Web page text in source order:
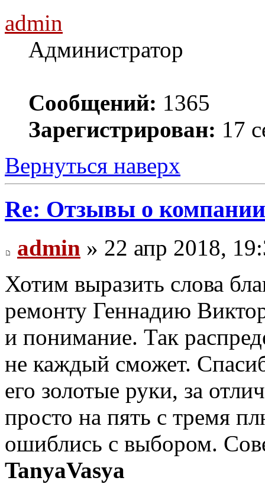
admin
Администратор
Сообщений: 1365
Зарегистрирован: 17
Вернуться наверх
Re: Отзывы о компании
admin » 22 апр 2018,
Хотим выразить слова
ремонту Геннадию
и понимание. Так
не каждый сможет.
его золотые руки, за
просто на пять с тремя
ошиблись с выбором.
TanyaVasya